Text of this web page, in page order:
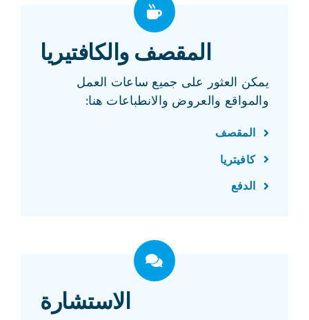
المقصف والكافتيريا
يمكن العثور على جميع ساعات العمل
والمواقع والعروض والانطباعات هنا:
المقصف
كافيتريا
الدفع
الاستشارة